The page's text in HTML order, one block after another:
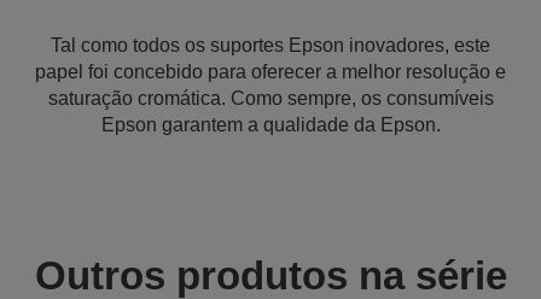
Tal como todos os suportes Epson inovadores, este
papel foi concebido para oferecer a melhor resolução e
saturação cromática. Como sempre, os consumíveis
Epson garantem a qualidade da Epson.
Outros produtos na série